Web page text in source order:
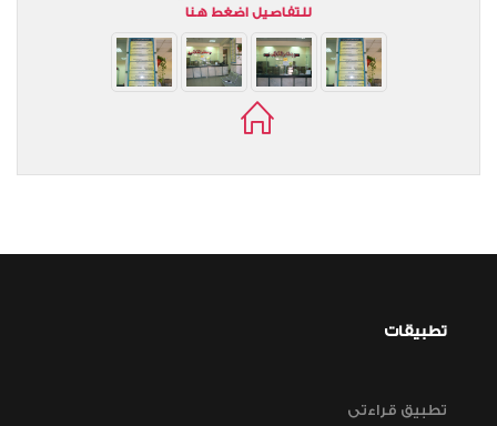
للتفاصيل اضغط هنا
تطبيقات
تطبيق قراءتى